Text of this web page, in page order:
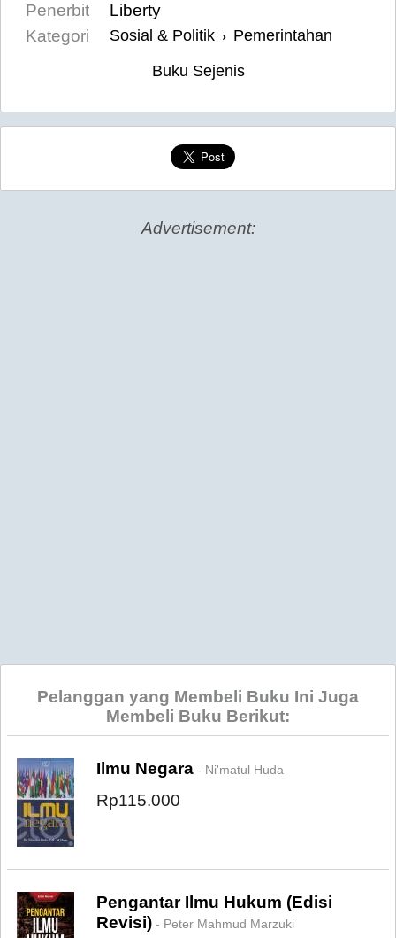
Penerbit
Liberty
Kategori
Sosial & Politik › Pemerintahan
Buku Sejenis
Advertisement:
Pelanggan yang Membeli Buku Ini Juga
Membeli Buku Berikut:
Ilmu Negara - Ni'matul Huda
Rp115.000
Pengantar Ilmu Hukum (Edisi
Revisi) - Peter Mahmud Marzuki